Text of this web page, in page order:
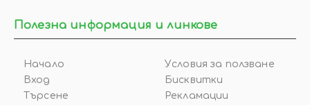
Полезна информация и линкове
Начало
Вход
Търсене
Условия за ползване
Бисквитки
Рекламации